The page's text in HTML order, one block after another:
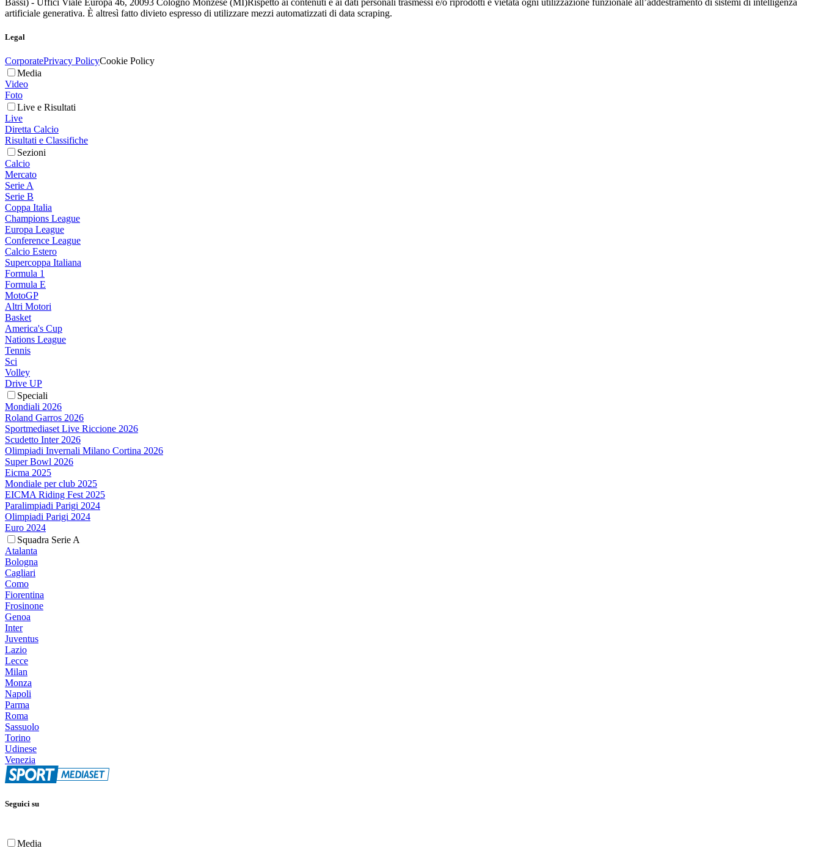
artificiale generativa. È altresì fatto divieto espresso di utilizzare mezzi automatizzati di data scraping.
Legal
CorporatePrivacy PolicyCookie Policy
Media
Video
Foto
Live e Risultati
Live
Diretta Calcio
Risultati e Classifiche
Sezioni
Calcio
Mercato
Serie A
Serie B
Coppa Italia
Champions League
Europa League
Conference League
Calcio Estero
Supercoppa Italiana
Formula 1
Formula E
MotoGP
Altri Motori
Basket
America's Cup
Nations League
Tennis
Sci
Volley
Drive UP
Speciali
Mondiali 2026
Roland Garros 2026
Sportmediaset Live Riccione 2026
Scudetto Inter 2026
Olimpiadi Invernali Milano Cortina 2026
Super Bowl 2026
Eicma 2025
Mondiale per club 2025
EICMA Riding Fest 2025
Paralimpiadi Parigi 2024
Olimpiadi Parigi 2024
Euro 2024
Squadra Serie A
Atalanta
Bologna
Cagliari
Como
Fiorentina
Frosinone
Genoa
Inter
Juventus
Lazio
Lecce
Milan
Monza
Napoli
Parma
Roma
Sassuolo
Torino
Udinese
Venezia
Seguici su
Media